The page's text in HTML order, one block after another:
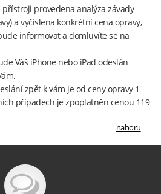
přístroji provedena analýza závady
a vyčíslena konkrétní cena opravy,
informovat a domluvíte se na
Váš iPhone nebo iPad odeslán
zpět k vám je od ceny opravy 1
případech je zpoplatněn cenou 119
nahoru